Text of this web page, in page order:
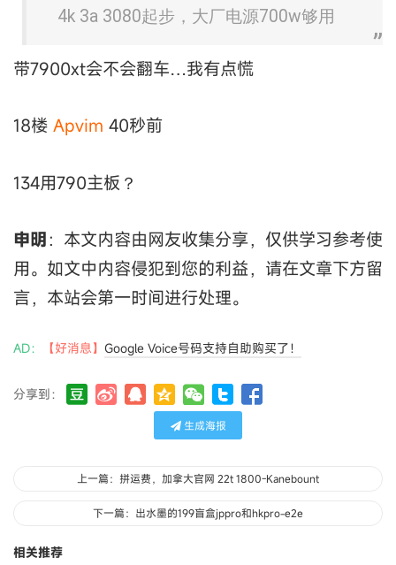
4k 3a 3080起步，大厂电源700w够用
带7900xt会不会翻车…我有点慌
18楼 Apvim 40秒前
134用790主板？
申明：本文内容由网友收集分享，仅供学习参考使
用。如文中内容侵犯到您的利益，请在文章下方留
言，本站会第一时间进行处理。
AD： 【好消息】 Google Voice号码支持自助购买了！
分享到：
生成海报
上一篇：拼运费，加拿大官网 22t 1800-Kanebount
下一篇：出水墨的199盲盒jppro和hkpro-e2e
相关推荐